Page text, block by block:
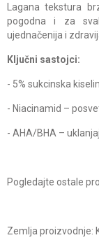
Lagana tekstura
pogodna i za
ujednačenija i
Ključni sastojci:
- 5% sukcinska
- Niacinamid –
- AHA/BHA –
Pogledajte ostale
Zemlja proizvodnje: